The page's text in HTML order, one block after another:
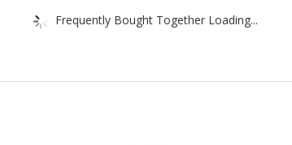
Frequently Bought Together Loading...